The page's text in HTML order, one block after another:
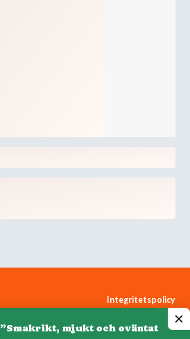
Integritetspolicy
Cookiepolicy
”Smakrikt, mjukt och oväntat